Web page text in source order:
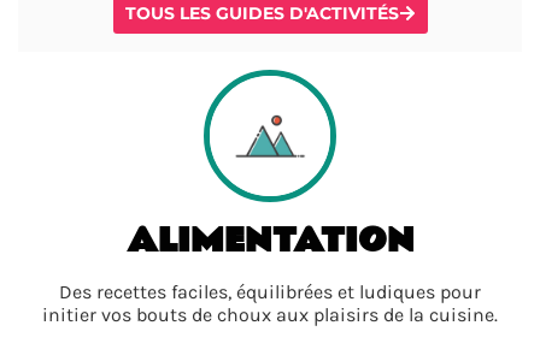
TOUS LES GUIDES D'ACTIVITÉS
ALIMENTATION
Des recettes faciles, équilibrées et ludiques pour
initier vos bouts de choux aux plaisirs de la cuisine.